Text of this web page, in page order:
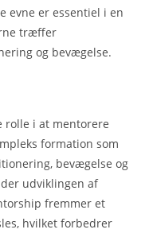
evne er essentiel i en
træffer
og bevægelse.
rolle i at mentorere
formation som
bevægelse og
udviklingen af
fremmer et
hvilket forbedrer